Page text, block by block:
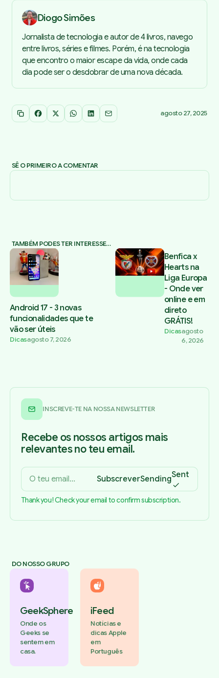
Diogo Simões
Jornalista de tecnologia e autor de 4 livros, navego
entre livros, séries e filmes. Porém, é na tecnologia
que encontro o maior escape da vida, onde cada
dia pode ser o desdobrar de uma nova década.
Copiar link
Facebook
X WhatsApp
LinkedInEmail agosto 27, 2025
SÊ O PRIMEIRO A COMENTAR
TAMBÉM PODES TER INTERESSE…
Android 17 - 3 novas
funcionalidades que te
vão ser úteis
Dicasagosto 7, 2026
Benfica x
Hearts na
Liga Europa
- Onde ver
online e em
direto
GRÁTIS!
Dicasagosto
6, 2026
INSCREVE-TE NA NOSSA NEWSLETTER
Recebe os nossos artigos mais
relevantes no teu email.
SubscreverSendingSent
Thank you! Check your email to confirm subscription.
DO NOSSO GRUPO
GeekSphere
Onde os
Geeks se
sentem em
casa.
iFeed
Notícias e
dicas Apple
em
Português